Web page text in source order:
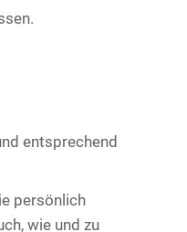
entsprechend
persönlich
wie und zu